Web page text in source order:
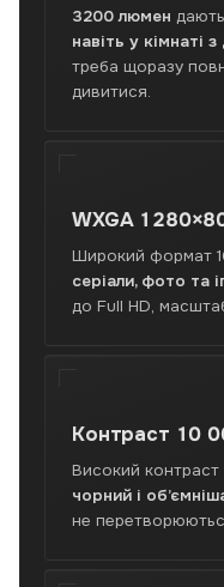
гарантія,
Нова
Пошта
3200 люмен
навіть у кімнаті
треба щоразу
дивитися.
WXGA
Широкий формат
серіали, фото та
до Full HD,
Контраст 10
Високий контраст
чорний і
не